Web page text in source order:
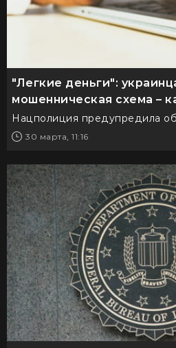
"Легкие деньги":
мошенническая схема –
Нацполиция предупредила
30 марта, 11:16